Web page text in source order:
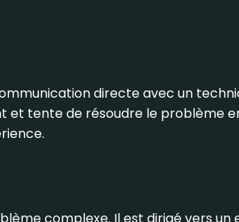
directe avec un
et tente de résoudre le problème